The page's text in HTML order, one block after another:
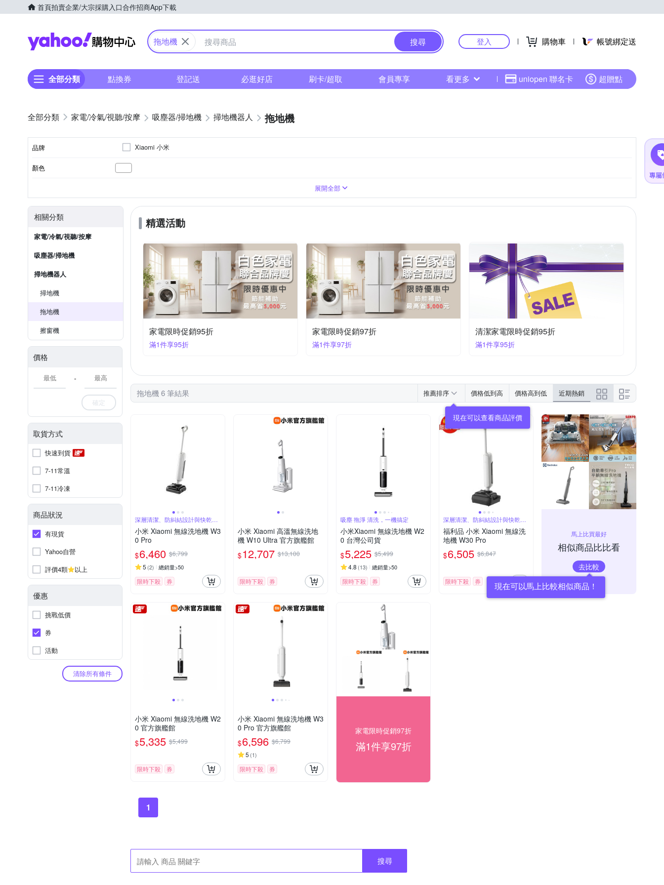
首頁拍賣企業/大宗採購入口合作招商App下載
Yahoo購物中心
拖地機 搜尋 登入 購物車 帳號綁定送
全部分類 點換券 登記送 必逛好店 刷卡/超取 會員專享 看更多 uniopen 聯名卡 超贈點
家電/冷氣/視聽/按摩 吸塵器/掃地機 掃地機器人 拖地機
品牌 Xiaomi 小米
顏色
展開全部
相關分類
家電/冷氣/視聽/按摩
吸塵器/掃地機
掃地機器人
掃地機
拖地機
擦窗機
價格
-
確定
取貨方式
快速到貨
7-11常溫
7-11冷凍
商品狀況
有現貨
Yahoo自營
評價4顆
以上
優惠
挑戰低價
券
活動
清除所有條件
精選活動
家電限時促銷95折
滿1件享95折
家電限時促銷97折
滿1件享97折
清潔家電限時促銷95折
滿1件享95折
拖地機 6 筆結果 推薦排序 價格低到高 價格高到低 近期熱銷
現在可以查看商品評價
深層清潔、防糾結設計與快乾效
果
小米 Xiaomi 無線洗地機 W3
0 Pro
$6,460 $6,799
5 (2) 總銷量>50
限時下殺 券
小米 Xiaomi 高溫無線洗地
機 W10 Ultra 官方旗艦館
$12,707 $13,100
限時下殺 券
吸塵 拖淨 清洗，一機搞定
小米Xiaomi 無線洗地機 W2
0 台灣公司貨
$5,225 $5,499
4.8 (13) 總銷量>50
限時下殺 券
深層清潔、防糾結設計與快乾效
果
福利品 小米 Xiaomi 無線洗
地機 W30 Pro
$6,505 $6,847
限時下殺 券
馬上比買最好
相似商品比比看
去比較
現在可以馬上比較相似商品！
小米 Xiaomi 無線洗地機 W2
0 官方旗艦館
$5,335 $5,499
限時下殺 券
小米 Xiaomi 無線洗地機 W3
0 Pro 官方旗艦館
$6,596 $6,799
5 (1)
限時下殺 券
家電限時促銷97折
滿1件享97折
1
搜尋